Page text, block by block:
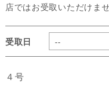
店ではお受取いただけませ
受取日
４号